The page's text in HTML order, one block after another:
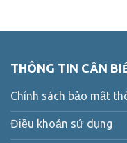
THÔNG TIN CẦN
Chính sách bảo mật
Điều khoản sử dụng